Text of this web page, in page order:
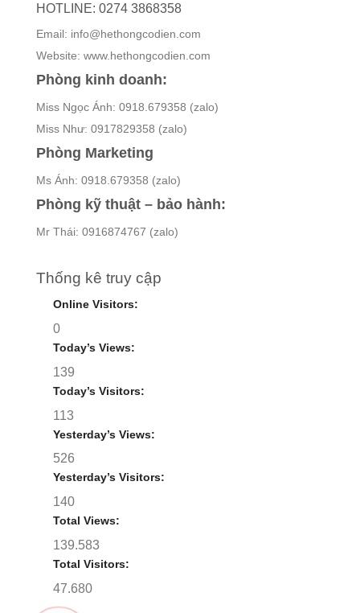
HOTLINE: 0274 3868358
Email: info@hethongcodien.com
Website: www.hethongcodien.com
Phòng kinh doanh:
Miss Ngọc Ánh: 0918.679358 (zalo)
Miss Như: 0917829358 (zalo)
Phòng Marketing
Ms Ánh: 0918.679358 (zalo)
Phòng kỹ thuật – bảo hành:
Mr Thái: 0916874767 (zalo)
Thống kê truy cập
Online Visitors:
0
Today’s Views:
139
Today’s Visitors:
113
Yesterday’s Views:
526
Yesterday’s Visitors:
140
Total Views:
139.583
Total Visitors:
47.680